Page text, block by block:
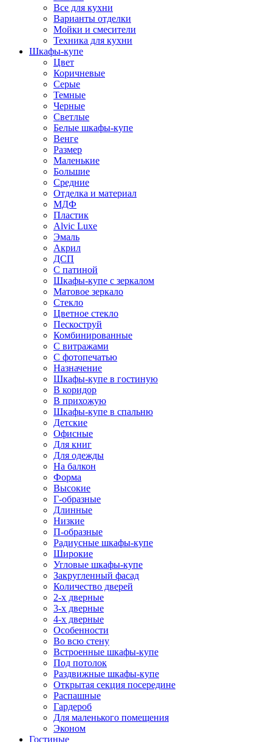
Все для кухни
Варианты отделки
Мойки и смесители
Техника для кухни
Шкафы-купе
Цвет
Коричневые
Серые
Темные
Черные
Светлые
Белые шкафы-купе
Венге
Размер
Маленькие
Большие
Средние
Отделка и материал
МДФ
Пластик
Alvic Luxe
Эмаль
Акрил
ДСП
С патиной
Шкафы-купе с зеркалом
Матовое зеркало
Стекло
Цветное стекло
Пескоструй
Комбинированные
С витражами
С фотопечатью
Назначение
Шкафы-купе в гостиную
В коридор
В прихожую
Шкафы-купе в спальню
Детские
Офисные
Для книг
Для одежды
На балкон
Форма
Высокие
Г-образные
Длинные
Низкие
П-образные
Радиусные шкафы-купе
Широкие
Угловые шкафы-купе
Закругленный фасад
Количество дверей
2-х дверные
3-х дверные
4-х дверные
Особенности
Во всю стену
Встроенные шкафы-купе
Под потолок
Раздвижные шкафы-купе
Открытая секция посередине
Распашные
Гардероб
Для маленького помещения
Эконом
Гостиные